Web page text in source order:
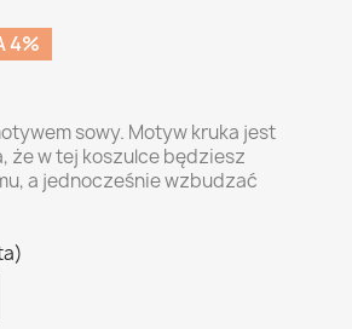
4%
sowy. Motyw kruka jest
że w tej koszulce będziesz
a jednocześnie wzbudzać